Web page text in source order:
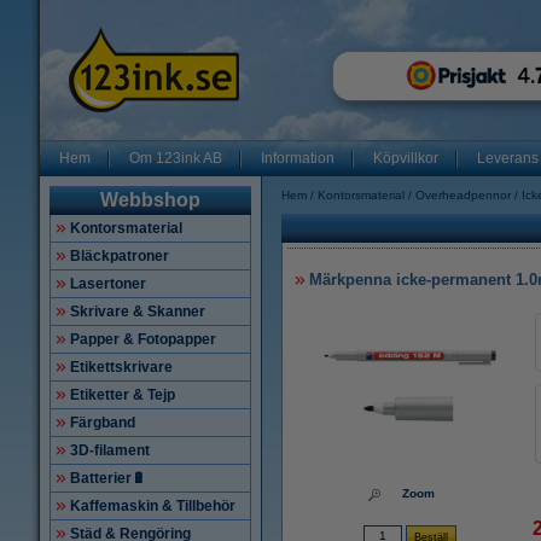
Hem Om 123ink AB Information Köpvillkor Leverans
Webbshop
Kontorsmaterial
Bläckpatroner
Lasertoner
Skrivare & Skanner
Papper & Fotopapper
Etikettskrivare
Etiketter & Tejp
Färgband
3D-filament
Batterier🔋
Kaffemaskin & Tillbehör
Städ & Rengöring
Hem Kontorsmaterial Overheadpennor
Märkpenna icke-permanent
Zoom